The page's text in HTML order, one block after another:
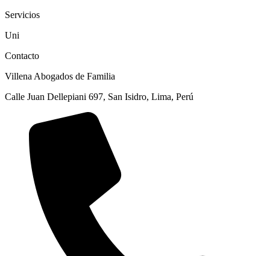
Servicios
Uni
Contacto
Villena Abogados de Familia
Calle Juan Dellepiani 697, San Isidro, Lima, Perú